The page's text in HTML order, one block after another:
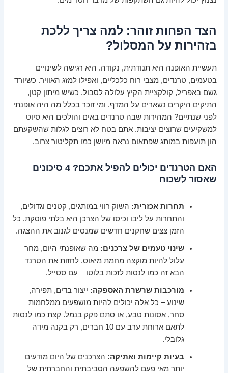
הצד הפחות זוהר: למה צריך ללכת
בזהירות על המסלול?
תעשיית האופנה היא תנודתית, נקודה. היא רגישה לשינויים
בטעמים, טרנדים, מצבי רוח כלכליים, ואפילו למזג האוויר. כשיורד
גשם באפריל, קולקציית הקיץ עלולה לסבול. כשיש מיתון קטן,
התיקים היקרים נשארים על המדף. ומי זוכר בכלל מה היה אופנתי
לפני שנתיים? המהירות שבה טרנדים באים והולכים היא סיוט
למשקיעים שרוצים יציבות. אתם בטח לא רוצים לגלות שהשקעתם
הון תועפות במותג שפתאום נראה מיושן כמו תקליטור צרוב.
האם הטרנדים יכולים להפיל אתכם? 4 סיכונים
שאסור לשכוח
תחרות אכזרית: השוק רווי במותגים, קטנים וגדולים,
והתחרות על ליבו וכיסו של הצרכן היא בלתי פוסקת. כל
הזמן צצים שחקנים חדשים שמנסים לגנוב את ההצגה.
שינוי טעמים של צרכנים: מה שאופנתי היום, מחר
עלול להיות מוקצה מחמת מיאוס. לחזות את הטרנד
הבא זה כמו לנסות לזכות בלוטו – עם סטייל.
מורכבות שרשרת האספקה: ייצור בדים, תפירה,
שינוע – כל אלה יכולים להיות מושפעים ממלחמות
סחר, אסונות טבע, או סתם פקק בנמל. קצת כמו לנסות
לתאם ארוחת ערב עם 10 חברים, רק בקנה מידה
גלובלי.
בעיות קיימות ואתיקה: הצרכנים של היום מודעים
יותר מאי פעם להשפעה הסביבתית והחברתית של